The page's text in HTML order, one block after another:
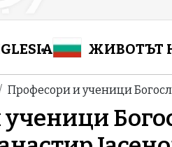
MenuЖИВОТЪТ
Професори и ученици